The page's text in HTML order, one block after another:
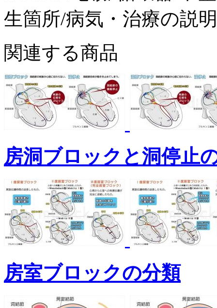
生箇所/病気・治療の説
関連する商品
房洞ブロックと洞停止
房室ブロックの分類